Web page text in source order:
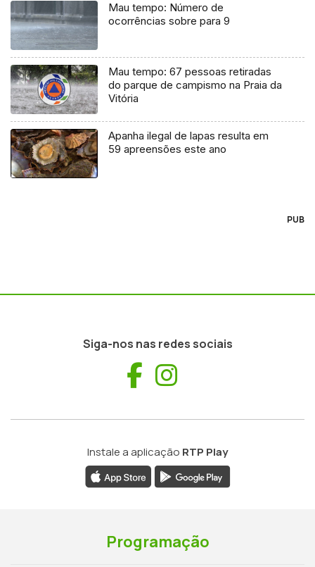
Mau tempo: Número de
ocorrências sobre para 9
Mau tempo: 67 pessoas retiradas
do parque de campismo na Praia da
Vitória
Apanha ilegal de lapas resulta em
59 apreensões este ano
PUB
Siga-nos nas redes sociais
Facebook
Instale a aplicação RTP Play
Programação